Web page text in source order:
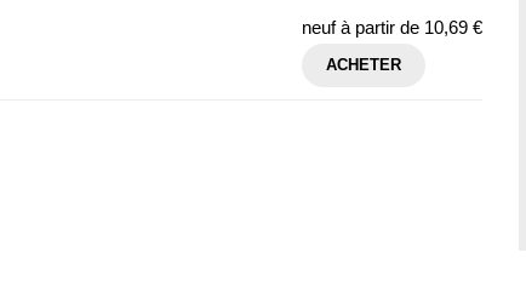
neuf à partir de 10,69 €
ACHETER